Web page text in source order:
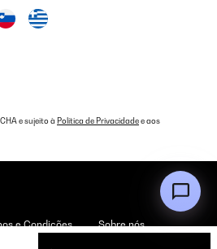
e sujeito à Política de Privacidadee aos
e Condições Sobre nós